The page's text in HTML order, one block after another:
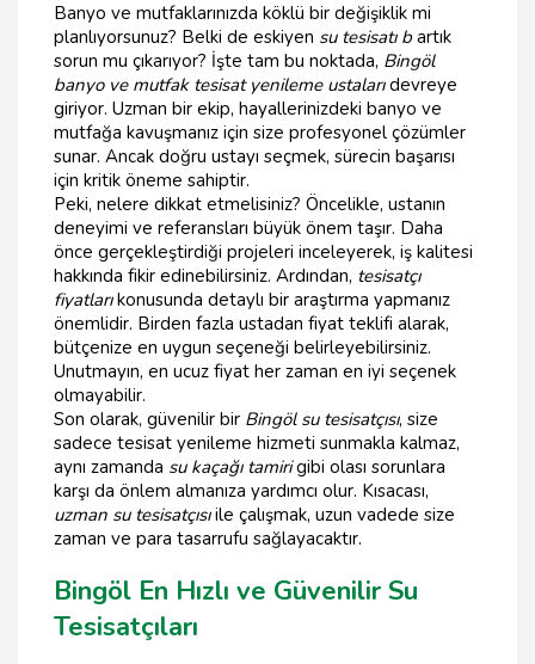
Banyo ve mutfaklarınızda köklü bir değişiklik mi
planlıyorsunuz? Belki de eskiyen su tesisatı bartık
sorun mu çıkarıyor? İşte tam bu noktada, Bingöl
banyo ve mutfak tesisat yenileme ustalarıdevreye
giriyor. Uzman bir ekip, hayallerinizdeki banyo ve
mutfağa kavuşmanız için size profesyonel çözümler
sunar. Ancak doğru ustayı seçmek, sürecin başarısı
için kritik öneme sahiptir.
Peki, nelere dikkat etmelisiniz? Öncelikle, ustanın
deneyimi ve referansları büyük önem taşır. Daha
önce gerçekleştirdiği projeleri inceleyerek, iş kalitesi
hakkında fikir edinebilirsiniz. Ardından, tesisatçı
fiyatlarıkonusunda detaylı bir araştırma yapmanız
önemlidir. Birden fazla ustadan fiyat teklifi alarak,
bütçenize en uygun seçeneği belirleyebilirsiniz.
Unutmayın, en ucuz fiyat her zaman en iyi seçenek
olmayabilir.
Son olarak, güvenilir bir Bingöl su tesisatçısı, size
sadece tesisat yenileme hizmeti sunmakla kalmaz,
aynı zamanda su kaçağı tamirigibi olası sorunlara
karşı da önlem almanıza yardımcı olur. Kısacası,
uzman su tesisatçısıile çalışmak, uzun vadede size
zaman ve para tasarrufu sağlayacaktır.
Bingöl En Hızlı ve Güvenilir Su
Tesisatçıları